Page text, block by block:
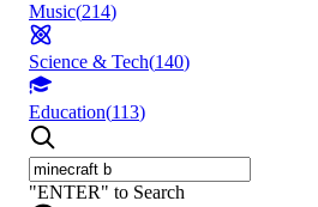
Music(214)
Science & Tech(140)
Education(113)
"ENTER" to Search